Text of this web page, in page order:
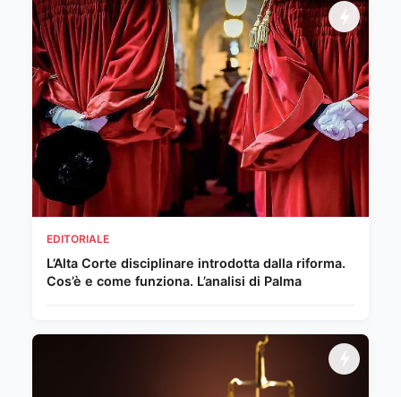
EDITORIALE
L’Alta Corte disciplinare introdotta dalla riforma.
Cos’è e come funziona. L’analisi di Palma